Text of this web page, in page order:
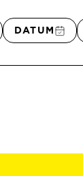
DATUM